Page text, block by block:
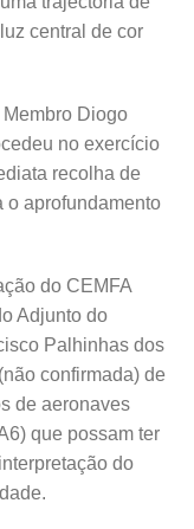
central de cor
Diogo
no exercício
recolha de
o aprofundamento
do CEMFA
Adjunto do
Palhinhas dos
confirmada) de
de aeronaves
que possam ter
do